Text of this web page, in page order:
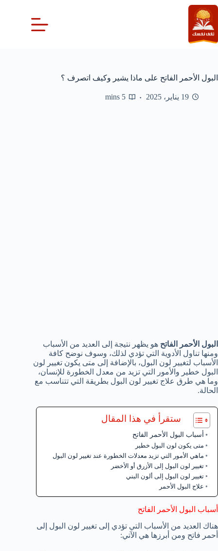
التجاوز
إلى
المحتوى
البول الأحمر الفاتح على ماذا يشير وكيف اتصرف ؟
19 يناير، 2025 5 mins
البول الأحمر الفاتح هو يظهر نتيجة إلى العديد من الأسباب
ومنها تناول الأدوية التي تؤدي لذلك، وسوف نوضح كافة
الأسباب لتغيير لون البول، بالإضافة إلى متى يكون تغيير لون
البول خطير والأمور التي تزيد من معدل الخطورة للإنسان،
وما هي طرق علاج تغيير لون البول بطريقة التي تتناسب مع
الحالة.
ستقرأ في هذا المقال
أسباب البول الأحمر الفاتح
متى يكون لون البول خطير
ماهي الأمور التي تزيد معدلات الخطورة عند تغيير لون البول
تغيير لون البول إلى الأزرق أو الأخضر
تغيير لون البول إلى ألون البني
علاج البول الأحمر
أسباب البول الأحمر الفاتح
هناك العديد من الأسباب التي تؤدي إلى تغيير لون البول إلى
أحمر فاتح ومن أبرزها هي الآتي: